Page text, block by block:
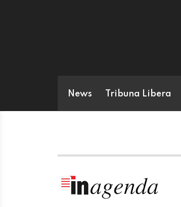
News Tribuna Libera